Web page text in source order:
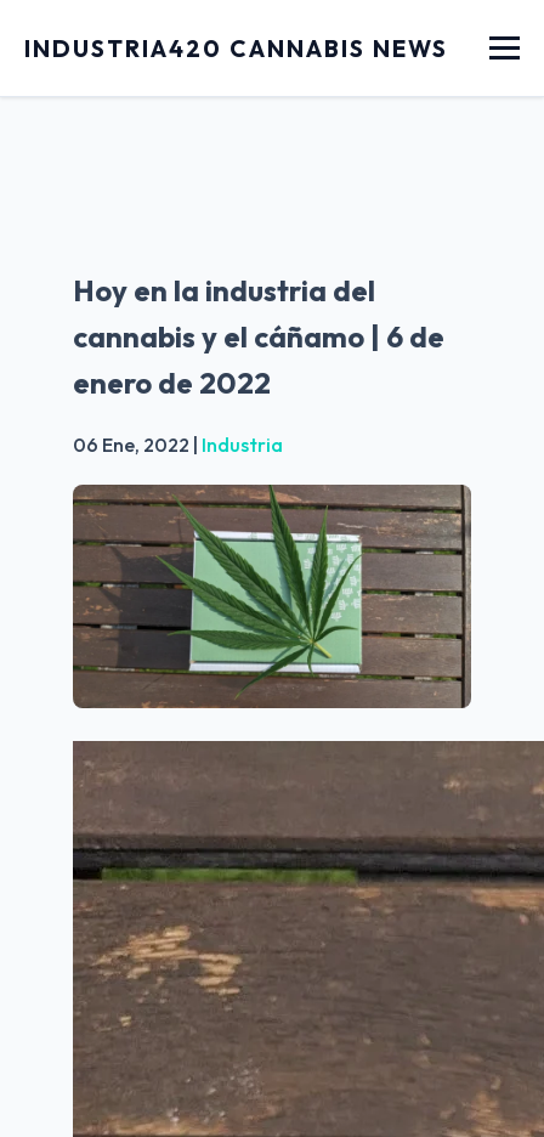
INDUSTRIA420 CANNABIS NEWS Menu
Hoy en la industria del
cannabis y el cáñamo | 6 de
enero de 2022
06 Ene, 2022 | Industria